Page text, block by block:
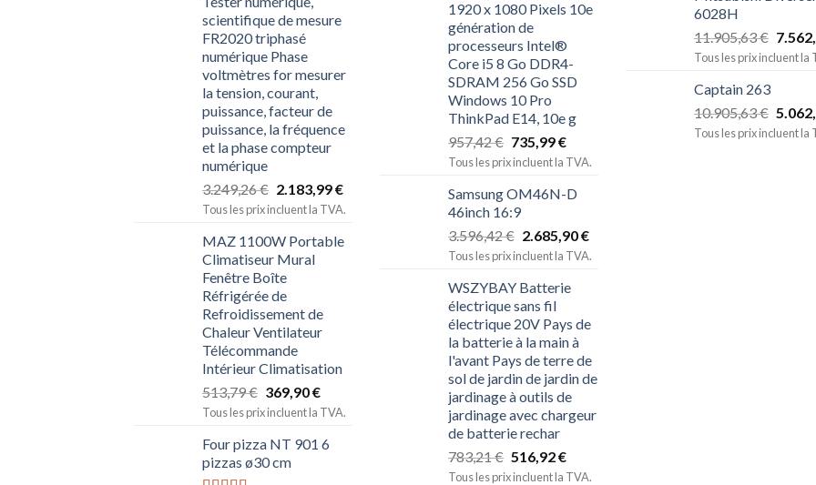
scientifique de mesure
FR2020 triphasé
numérique Phase
voltmètres for mesurer
la tension, courant,
puissance, facteur de
puissance, la fréquence
et la phase compteur
numérique
3.249,26€ 2.183,99€
Tous les prix incluent la TVA.
MAZ 1100W Portable
Climatiseur Mural
Fenêtre Boîte
Réfrigérée de
Refroidissement de
Chaleur Ventilateur
Télécommande
Intérieur Climatisation
513,79€ 369,90€
Tous les prix incluent la TVA.
Four pizza NT 901 6
pizzas ø30 cm
1920 x 1080 Pixels 10e
génération de
processeurs Intel®
Core i5 8 Go DDR4-
SDRAM 256 Go SSD
Windows 10 Pro
ThinkPad E14, 10e g
957,42€ 735,99€
Tous les prix incluent la TVA.
Samsung OM46N-D
46inch 16:9
3.596,42€ 2.685,90€
Tous les prix incluent la TVA.
WSZYBAY Batterie
électrique sans fil
électrique 20V Pays de
la batterie à la main à
l'avant Pays de terre de
sol de jardin de jardin de
jardinage à outils de
jardinage avec chargeur
de batterie rechar
783,21€ 516,92€
Tous les prix incluent la TVA.
6028H
11.905,63€
Tous les prix incluent la
Captain 263
10.905,63€
Tous les prix incluent la